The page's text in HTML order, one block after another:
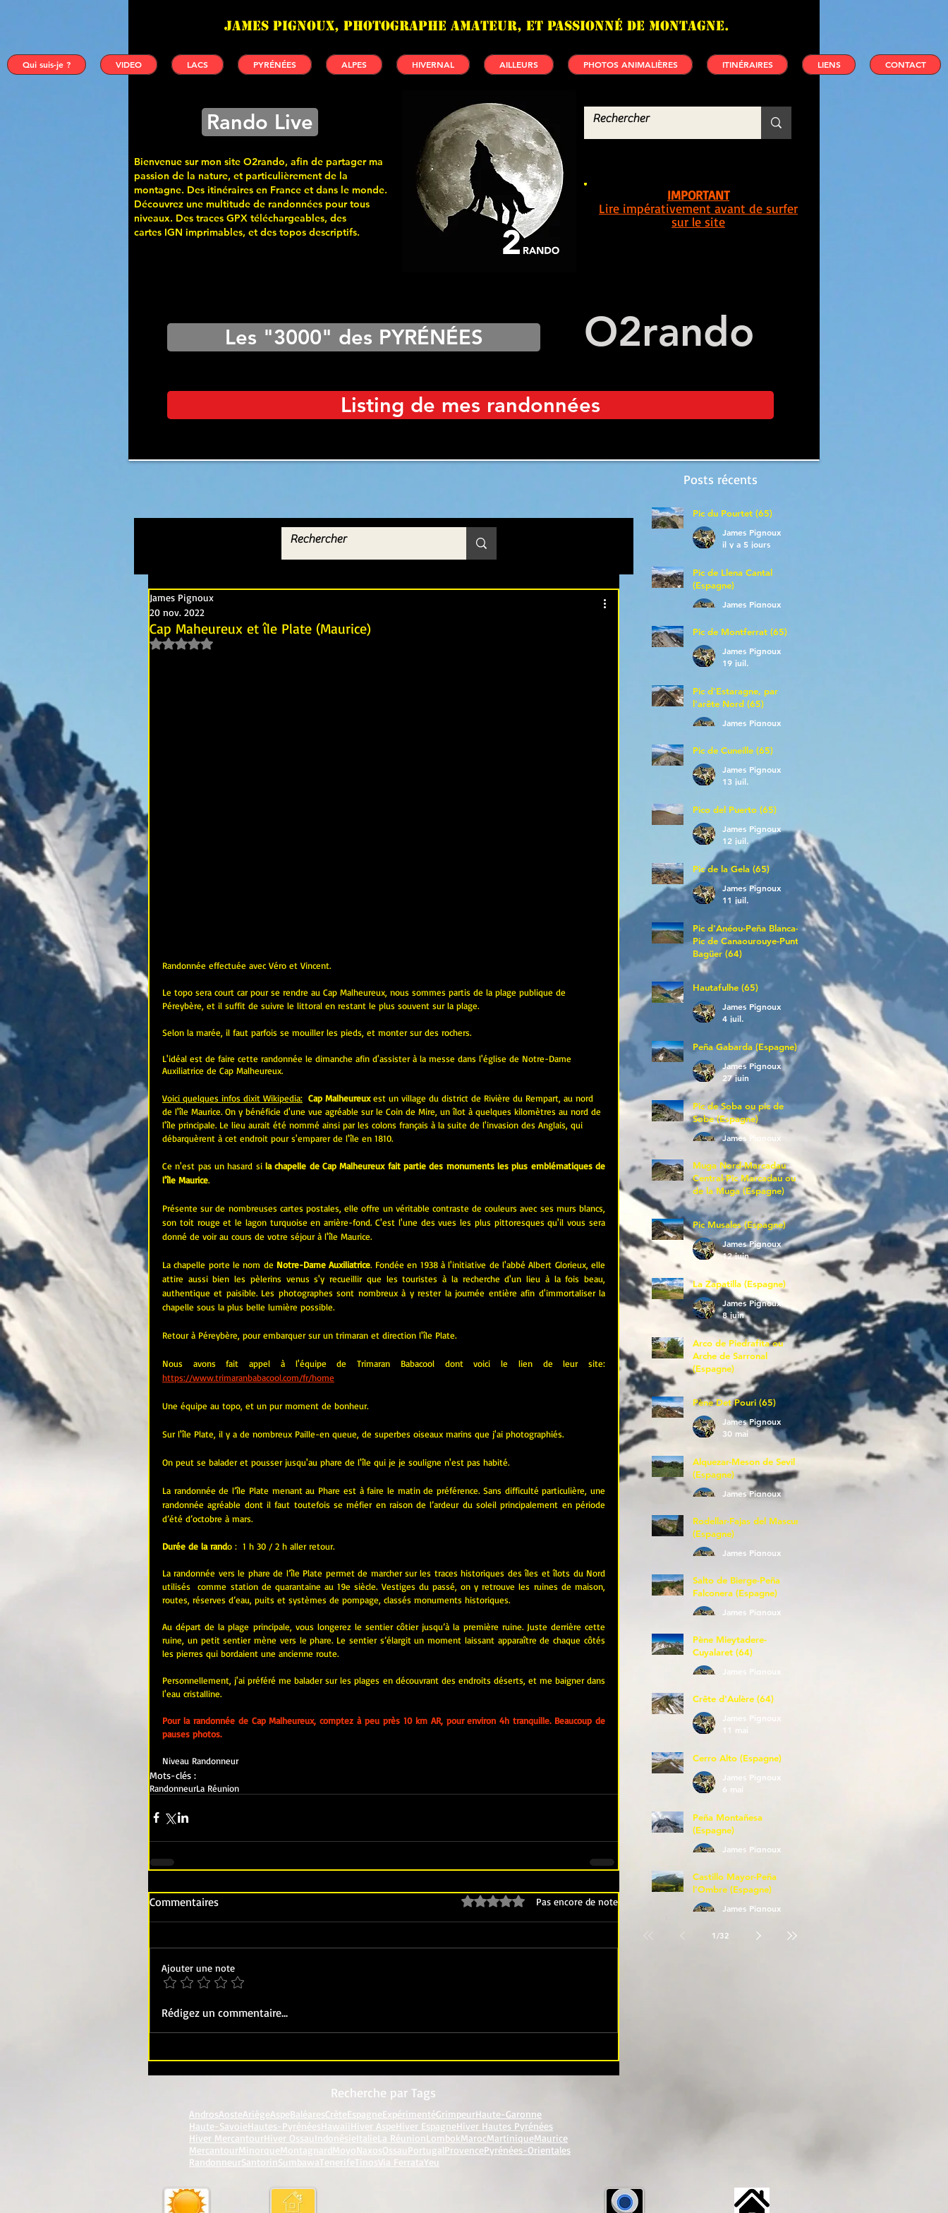
James PIGNOUX, photographe amateur, et passionné de montagne.
Qui suis-je ? VIDEO LACS PYRÉNÉES ALPES HIVERNAL AILLEURS PHOTOS ANIMALIÈRES ITINÉRAIRES LIENS CONTACT
Rando Live
Bienvenue sur mon site O2rando, afin de partager ma
passion de la nature, et particulièrement de la
montagne. Des itinéraires en France et dans le monde.
Découvrez une multitude de randonnées pour tous
niveaux. Des traces GPX téléchargeables, des
cartes IGN imprimables, et des topos descriptifs.
IMPORTANT
Lire impérativement avant de surfer
sur le site
Les "3000" des PYRÉNÉES O2rando
Listing de mes randonnées
Posts récents
Cap Maheureux et île Plate (Maurice)
James Pignoux
20 nov. 2022
Noté NaN étoiles sur 5.
Randonnée effectuée avec Véro et Vincent.
Le topo sera court car pour se rendre au Cap Malheureux, nous sommes partis de la plage publique de
Péreybère, et il suffit de suivre le littoral en restant le plus souvent sur la plage.
Selon la marée, il faut parfois se mouiller les pieds, et monter sur des rochers.
L'idéal est de faire cette randonnée le dimanche afin d'assister à la messe dans l'église de Notre-Dame
Auxiliatrice de Cap Malheureux.
Voici quelques infos dixit Wikipedia: Cap Malheureux est un village du district de Rivière du Rempart, au nord
de l'île Maurice. On y bénéficie d'une vue agréable sur le Coin de Mire, un îlot à quelques kilomètres au nord de
l'île principale. Le lieu aurait été nommé ainsi par les colons français à la suite de l'invasion des Anglais, qui
débarquèrent à cet endroit pour s'emparer de l'île en 1810.
Ce n'est pas un hasard si la chapelle de Cap Malheureux fait partie des monuments les plus emblématiques de
l'île Maurice.
Présente sur de nombreuses cartes postales, elle offre un véritable contraste de couleurs avec ses murs blancs,
son toit rouge et le lagon turquoise en arrière-fond. C'est l'une des vues les plus pittoresques qu'il vous sera
donné de voir au cours de votre séjour à l'île Maurice.
La chapelle porte le nom de Notre-Dame Auxiliatrice. Fondée en 1938 à l'initiative de l'abbé Albert Glorieux, elle
attire aussi bien les pèlerins venus s'y recueillir que les touristes à la recherche d'un lieu à la fois beau,
authentique et paisible. Les photographes sont nombreux à y rester la journée entière afin d'immortaliser la
chapelle sous la plus belle lumière possible.
Retour à Péreybère, pour embarquer sur un trimaran et direction l'île Plate.
Nous avons fait appel à l'équipe de Trimaran Babacool dont voici le lien de leur site:
https://www.trimaranbabacool.com/fr/home
Une équipe au topo, et un pur moment de bonheur.
Sur l'île Plate, il y a de nombreux Paille-en queue, de superbes oiseaux marins que j'ai photographiés.
On peut se balader et pousser jusqu'au phare de l'île qui je je souligne n'est pas habité.
La randonnée de l’île Plate menant au Phare est à faire le matin de préférence. Sans difficulté particulière, une
randonnée agréable dont il faut toutefois se méfier en raison de l’ardeur du soleil principalement en période
d’été d’octobre à mars.
Durée de la rando :  1 h 30 / 2 h aller retour.
La randonnée vers le phare de l’île Plate permet de marcher sur les traces historiques des îles et îlots du Nord
utilisés  comme station de quarantaine au 19e siècle. Vestiges du passé, on y retrouve les ruines de maison,
routes, réserves d’eau, puits et systèmes de pompage, classés monuments historiques.
Au départ de la plage principale, vous longerez le sentier côtier jusqu’à la première ruine. Juste derrière cette
ruine, un petit sentier mène vers le phare. Le sentier s’élargit un moment laissant apparaître de chaque côtés
les pierres qui bordaient une ancienne route.
Personnellement, j'ai préféré me balader sur les plages en découvrant des endroits déserts, et me baigner dans
l'eau cristalline.
Pour la randonnée de Cap Malheureux, comptez à peu près 10 km AR, pour environ 4h tranquille. Beaucoup de
pauses photos.
Niveau Randonneur
Mots-clés :
RandonneurLa Réunion
Commentaires Noté 0 étoile sur 5. Pas encore de note
Ajouter une note
Rédigez un commentaire...
Recherche par Tags
AndrosAosteAriègeAspeBaléaresCrèteEspagneExpérimentéGrimpeurHaute-Garonne
Haute-SavoieHautes-PyrénéesHawaiiHiver AspeHiver EspagneHiver Hautes Pyrénées
Hiver MercantourHiver OssauIndonésieItalieLa RéunionLombokMarocMartiniqueMaurice
MercantourMinorqueMontagnardMoyoNaxosOssauPortugalProvencePyrénées-Orientales
RandonneurSantorinSumbawaTenerifeTinosVia FerrataYeu
Pic du Pourtet (65)
James Pignoux
il y a 5 jours
Pic de Llena Cantal
(Espagne)
James Pignoux
Pic de Montferrat (65)
James Pignoux
19 juil.
Pic d'Estaragne, par
l'arête Nord (65)
James Pignoux
Pic de Cuneille (65)
James Pignoux
13 juil.
Pico del Puerto (65)
James Pignoux
12 juil.
Pic de la Gela (65)
James Pignoux
11 juil.
Pic d'Anéou-Peña Blanca-
Pic de Canaourouye-Punta
Bagüer (64)
5 juil.
Hautafulhe (65)
James Pignoux
4 juil.
Peña Gabarda (Espagne)
James Pignoux
27 juin
Pic de Soba ou pic de
Sobe (Espagne)
James Pignoux
25 juin
Muga Nord-Marcadau
Central-Pic Marcadau ou
de la Muga (Espagne)
James Pignoux
21 juin
Pic Musales (Espagne)
James Pignoux
12 juin
La Zapatilla (Espagne)
James Pignoux
8 juin
Arco de Piedrafita ou
Arche de Sarronal
(Espagne)
James Pignoux
7 juin
Pène Det Pouri (65)
James Pignoux
30 mai
Alquezar-Meson de Sevil
(Espagne)
James Pignoux
Rodellar-Fajas del Mascun
(Espagne)
James Pignoux
Salto de Bierge-Peña
Falconera (Espagne)
James Pignoux
Pène Mieytadere-
Cuyalaret (64)
James Pignoux
Crête d'Aulère (64)
James Pignoux
11 mai
Cerro Alto (Espagne)
James Pignoux
6 mai
Peña Montañesa
(Espagne)
James Pignoux
Castillo Mayor-Peña
l'Ombre (Espagne)
James Pignoux
1 /32